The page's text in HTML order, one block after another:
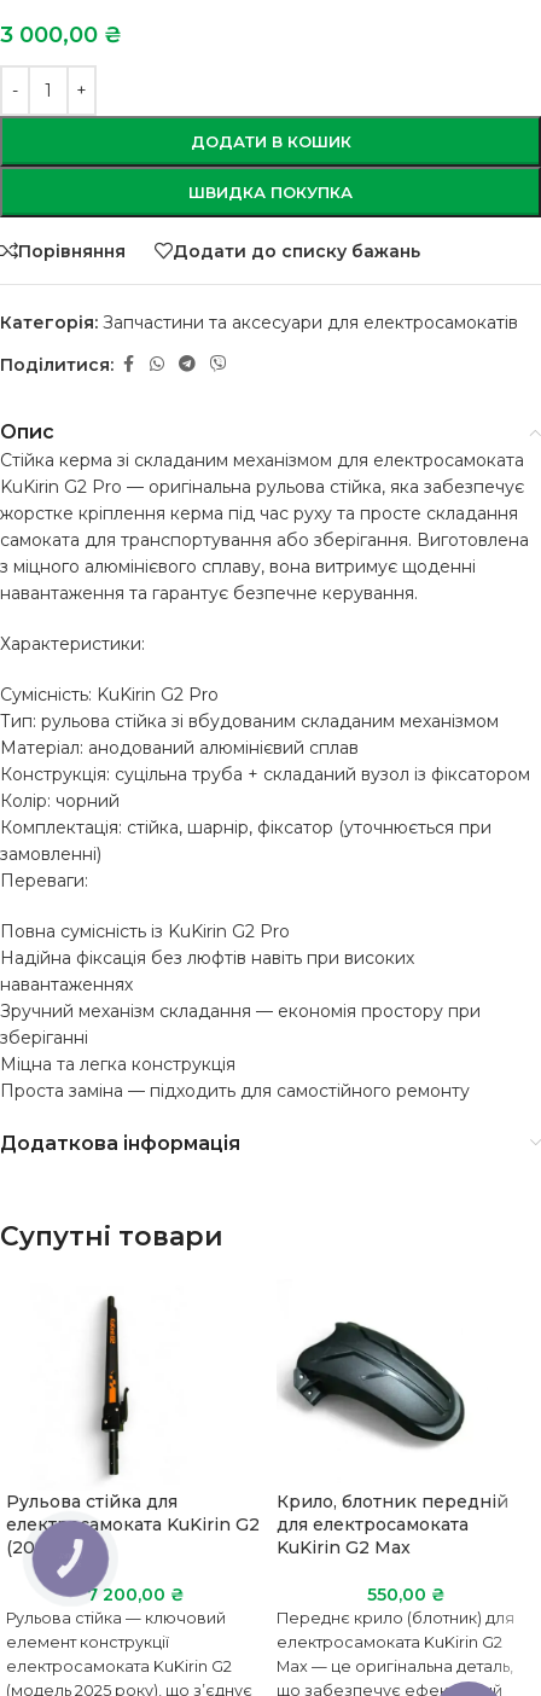
3 000,00 ₴
ДОДАТИ В КОШИК
ШВИДКА ПОКУПКА
Порівняння Додати до списку бажань
Категорія: Запчастини та аксесуари для електросамокатів
Поділитися:
Опис
Стійка керма зі складаним механізмом для електросамоката
KuKirin G2 Pro — оригінальна рульова стійка, яка забезпечує
жорстке кріплення керма під час руху та просте складання
самоката для транспортування або зберігання. Виготовлена
з міцного алюмінієвого сплаву, вона витримує щоденні
навантаження та гарантує безпечне керування.
Характеристики:
Сумісність: KuKirin G2 Pro
Тип: рульова стійка зі вбудованим складаним механізмом
Матеріал: анодований алюмінієвий сплав
Конструкція: суцільна труба + складаний вузол із фіксатором
Колір: чорний
Комплектація: стійка, шарнір, фіксатор (уточнюється при
замовленні)
Переваги:
Повна сумісність із KuKirin G2 Pro
Надійна фіксація без люфтів навіть при високих
навантаженнях
Зручний механізм складання — економія простору при
зберіганні
Міцна та легка конструкція
Проста заміна — підходить для самостійного ремонту
Додаткова інформація
Супутні товари
Рульова стійка для
електросамоката KuKirin G2
(2025)
7 200,00 ₴
Рульова стійка — ключовий
елемент конструкції
електросамоката KuKirin G2
(модель 2025 року), що з’єднує
Крило, блотник передній
для електросамоката
KuKirin G2 Max
550,00 ₴
Переднє крило (блотник) для
електросамоката KuKirin G2
Max — це оригінальна деталь,
що забезпечує ефективний
КНОПКА
ЗВ'ЯЗКУ